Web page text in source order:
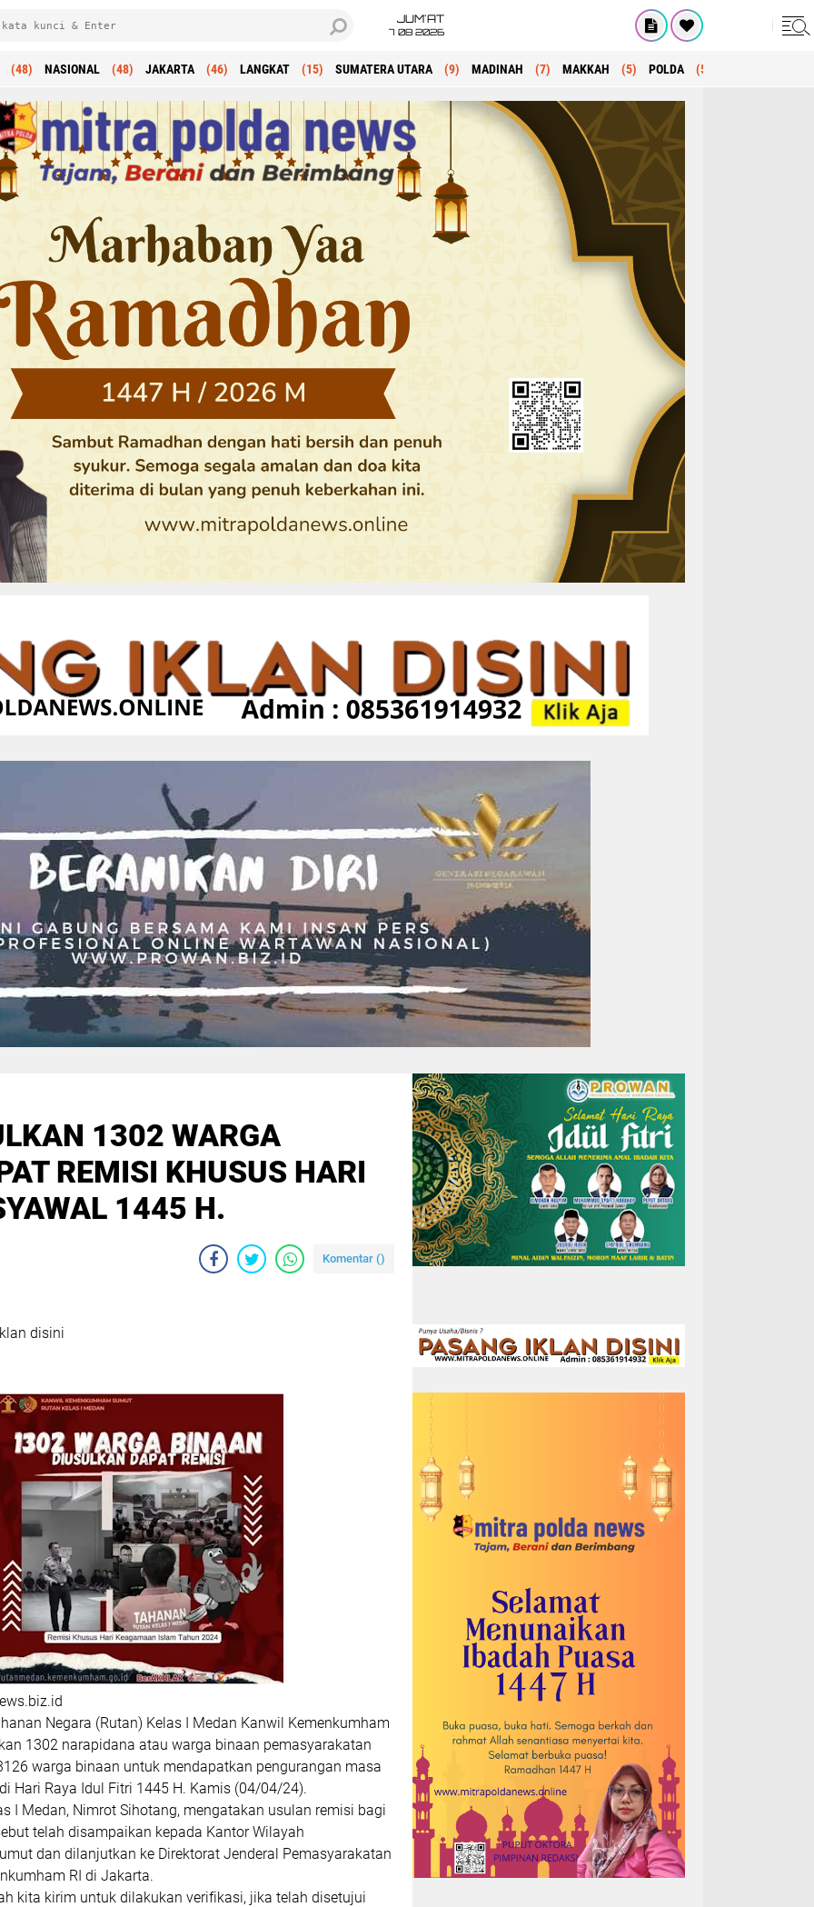
JUM'AT
7 08 2026
(48) NASIONAL (48) JAKARTA (46) LANGKAT (15) SUMATERA UTARA (9) MADINAH (7) MAKKAH (5) POLDA (5)
1302 WARGA
REMISI KHUSUS HARI
1445 H.
Komentar ()
disini
Negara (Rutan) Kelas I Medan Kanwil Kemenkumham
1302 narapidana atau warga binaan pemasyarakatan
warga binaan untuk mendapatkan pengurangan masa
Hari Raya Idul Fitri 1445 H. Kamis (04/04/24).
I Medan, Nimrot Sihotang, mengatakan usulan remisi bagi
telah disampaikan kepada Kantor Wilayah
dan dilanjutkan ke Direktorat Jenderal Pemasyarakatan
RI di Jakarta.
kita kirim untuk dilakukan verifikasi, jika telah disetujui